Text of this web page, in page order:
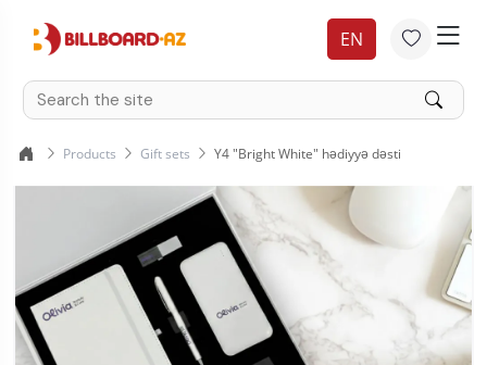
EN
Products Gift sets Y4 "Bright White" hədiyyə dəsti